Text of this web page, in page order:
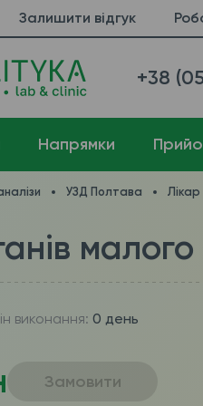
Залишити відгук
+38
Напрямки
УЗД Полтава
виконання: 0 день
Замовити